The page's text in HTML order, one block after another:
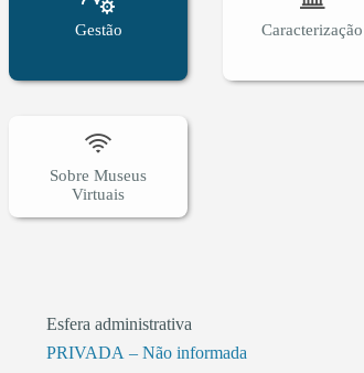
Gestão
Esfera administrativa
PRIVADA – Não informada
Caracterização
Sobre Museus
Virtuais